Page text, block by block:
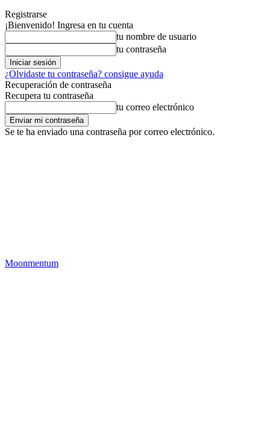
Registrarse
¡Bienvenido! Ingresa en tu cuenta
tu nombre de usuario
tu contraseña
¿Olvidaste tu contraseña? consigue ayuda
Recuperación de contraseña
Recupera tu contraseña
tu correo electrónico
Se te ha enviado una contraseña por correo electrónico.
Moonmentum